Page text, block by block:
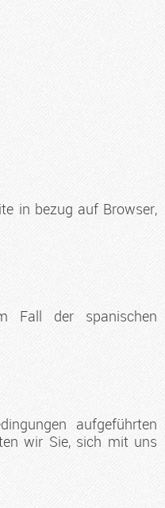
in bezug auf Browser,
Fall der spanischen
aufgeführten
wir Sie, sich mit uns